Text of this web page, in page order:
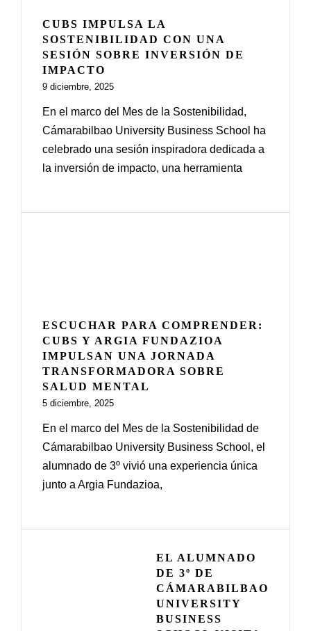
CUBS IMPULSA LA
SOSTENIBILIDAD CON UNA
SESIÓN SOBRE INVERSIÓN DE
IMPACTO
9 diciembre, 2025
En el marco del Mes de la Sostenibilidad,
Cámarabilbao University Business School ha
celebrado una sesión inspiradora dedicada a
la inversión de impacto, una herramienta
ESCUCHAR PARA COMPRENDER:
CUBS Y ARGIA FUNDAZIOA
IMPULSAN UNA JORNADA
TRANSFORMADORA SOBRE
SALUD MENTAL
5 diciembre, 2025
En el marco del Mes de la Sostenibilidad de
Cámarabilbao University Business School, el
alumnado de 3º vivió una experiencia única
junto a Argia Fundazioa,
EL ALUMNADO
DE 3º DE
CÁMARABILBAO
UNIVERSITY
BUSINESS